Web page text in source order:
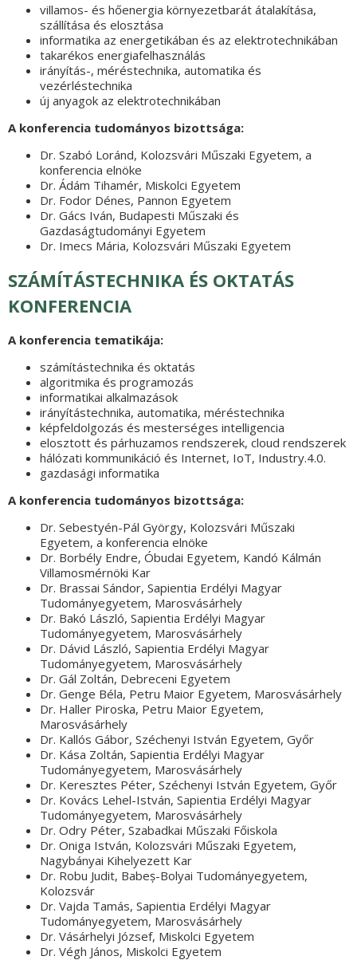
villamos- és hőenergia környezetbarát átalakítása,
szállítása és elosztása
informatika az energetikában és az elektrotechnikában
takarékos energiafelhasználás
irányítás-, méréstechnika, automatika és
vezérléstechnika
új anyagok az elektrotechnikában
A konferencia tudományos bizottsága:
Dr. Szabó Loránd, Kolozsvári Műszaki Egyetem, a
konferencia elnöke
Dr. Ádám Tihamér, Miskolci Egyetem
Dr. Fodor Dénes, Pannon Egyetem
Dr. Gács Iván, Budapesti Műszaki és
Gazdaságtudományi Egyetem
Dr. Imecs Mária, Kolozsvári Műszaki Egyetem
SZÁMÍTÁSTECHNIKA ÉS OKTATÁS
KONFERENCIA
A konferencia tematikája:
számítástechnika és oktatás
algoritmika és programozás
informatikai alkalmazások
irányítástechnika, automatika, méréstechnika
képfeldolgozás és mesterséges intelligencia
elosztott és párhuzamos rendszerek, cloud rendszerek
hálózati kommunikáció és Internet, IoT, Industry.4.0.
gazdasági informatika
A konferencia tudományos bizottsága:
Dr. Sebestyén-Pál György, Kolozsvári Műszaki
Egyetem, a konferencia elnöke
Dr. Borbély Endre, Óbudai Egyetem, Kandó Kálmán
Villamosmérnöki Kar
Dr. Brassai Sándor, Sapientia Erdélyi Magyar
Tudományegyetem, Marosvásárhely
Dr. Bakó László, Sapientia Erdélyi Magyar
Tudományegyetem, Marosvásárhely
Dr. Dávid László, Sapientia Erdélyi Magyar
Tudományegyetem, Marosvásárhely
Dr. Gál Zoltán, Debreceni Egyetem
Dr. Genge Béla, Petru Maior Egyetem, Marosvásárhely
Dr. Haller Piroska, Petru Maior Egyetem,
Marosvásárhely
Dr. Kallós Gábor, Széchenyi István Egyetem, Győr
Dr. Kása Zoltán, Sapientia Erdélyi Magyar
Tudományegyetem, Marosvásárhely
Dr. Keresztes Péter, Széchenyi István Egyetem, Győr
Dr. Kovács Lehel-István, Sapientia Erdélyi Magyar
Tudományegyetem, Marosvásárhely
Dr. Odry Péter, Szabadkai Műszaki Főiskola
Dr. Oniga István, Kolozsvári Műszaki Egyetem,
Nagybányai Kihelyezett Kar
Dr. Robu Judit, Babeș-Bolyai Tudományegyetem,
Kolozsvár
Dr. Vajda Tamás, Sapientia Erdélyi Magyar
Tudományegyetem, Marosvásárhely
Dr. Vásárhelyi József, Miskolci Egyetem
Dr. Végh János, Miskolci Egyetem